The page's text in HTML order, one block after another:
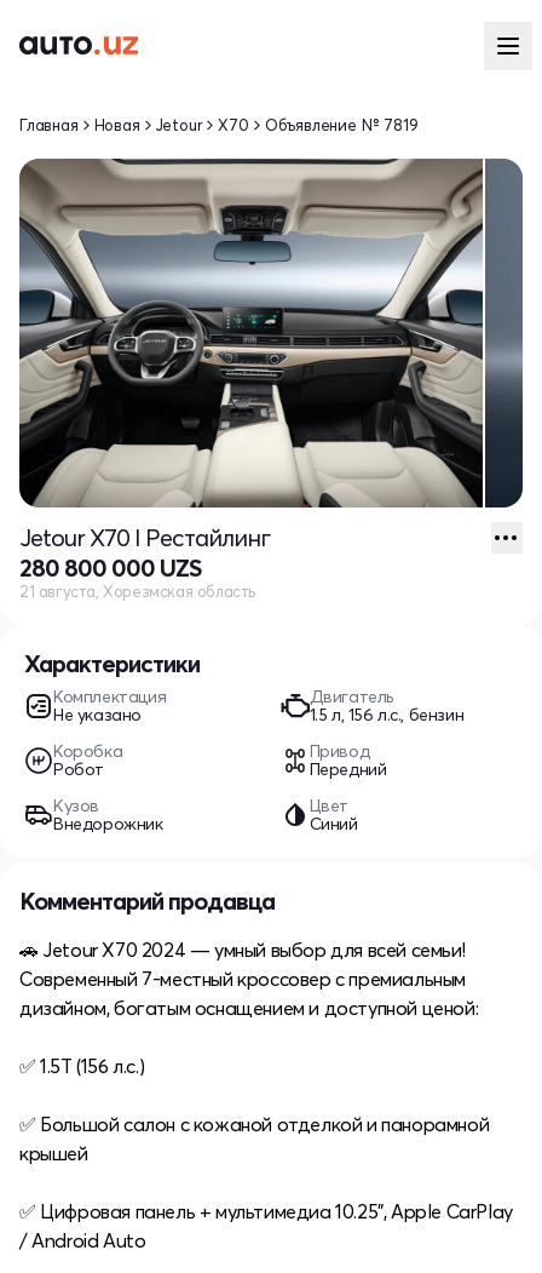
Характеристики
Комплектация
Не указано
Двигатель
1.5 л, 156 л.с., бензин
Коробка
Робот
Привод
Передний
Кузов
Внедорожник
Цвет
Синий
Главная Новая Jetour X70 Объявление № 7819
Jetour X70 I Рестайлинг
280 800 000 UZS
21 августа, Хорезмская область
Комментарий продавца
🚗 Jetour X70 2024 — умный выбор для всей семьи!
Современный 7-местный кроссовер с премиальным
дизайном, богатым оснащением и доступной ценой:
✅ 1.5T (156 л.с.)
✅ Большой салон с кожаной отделкой и панорамной
крышей
✅ Цифровая панель + мультимедиа 10.25", Apple CarPlay
/ Android Auto